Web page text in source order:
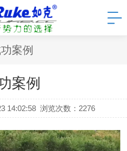
案例
案例
14:02:58 浏览次数： 2276